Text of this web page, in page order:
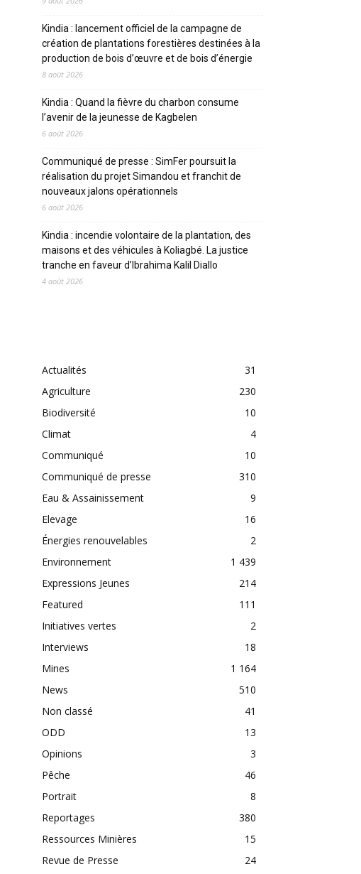
Kindia : lancement officiel de la campagne de
création de plantations forestières destinées à la
production de bois d’œuvre et de bois d’énergie
8 août 2026
Kindia : Quand la fièvre du charbon consume
l’avenir de la jeunesse de Kagbelen
6 août 2026
Communiqué de presse : SimFer poursuit la
réalisation du projet Simandou et franchit de
nouveaux jalons opérationnels
6 août 2026
Kindia : incendie volontaire de la plantation, des
maisons et des véhicules à Koliagbé. La justice
tranche en faveur d’Ibrahima Kalil Diallo
4 août 2026
Actualités
31
Agriculture
230
Biodiversité
10
Climat
4
Communiqué
10
Communiqué de presse
310
Eau & Assainissement
9
Elevage
16
Énergies renouvelables
2
Environnement
1 439
Expressions Jeunes
214
Featured
111
Initiatives vertes
2
Interviews
18
Mines
1 164
News
510
Non classé
41
ODD
13
Opinions
3
Pêche
46
Portrait
8
Reportages
380
Ressources Minières
15
Revue de Presse
24